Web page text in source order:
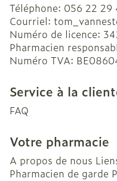
Téléphone: 056 22 29
Courriel:
Numéro de licence:
Pharmacien
Numéro TVA:
Service à la
FAQ
Votre pharmacie
A propos de nous
Pharmacien de garde